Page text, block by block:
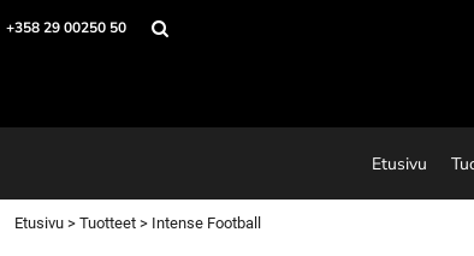
+358 29 00250 50
Etusivu
Etusivu > Tuotteet > Intense Football
Etusivu
Ota yhteyttä
Pyydä tarjous